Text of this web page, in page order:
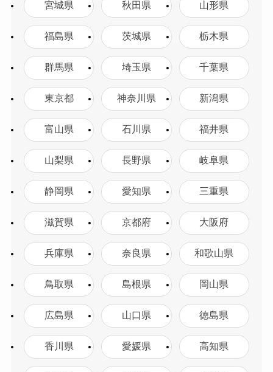
宮城県 秋田県 山形県
福島県 茨城県 栃木県
群馬県 埼玉県 千葉県
東京都 神奈川県 新潟県
富山県 石川県 福井県
山梨県 長野県 岐阜県
静岡県 愛知県 三重県
滋賀県 京都府 大阪府
兵庫県 奈良県 和歌山県
鳥取県 島根県 岡山県
広島県 山口県 徳島県
香川県 愛媛県 高知県